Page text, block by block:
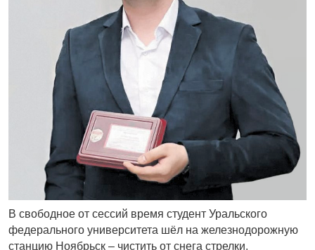
В свободное от сессий время студент Уральского
федерального университета шёл на железнодорожную
станцию Ноябрьск – чистить от снега стрелки.